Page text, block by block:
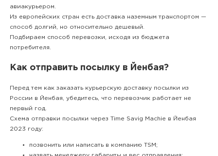
авиакурьером.
Из европейских стран есть доставка наземным транспортом —
способ долгий, но относительно дешевый.
Подбираем способ перевозки, исходя из бюджета
потребителя.
Как отправить посылку в Йенбая?
Перед тем как заказать курьерскую доставку посылки из
России в Йенбая, убедитесь, что перевозчик работает не
первый год.
Схема отправки посылки через Time Savig Machie в Йенбая
2023 году:
позвонить или написать в компанию TSM;